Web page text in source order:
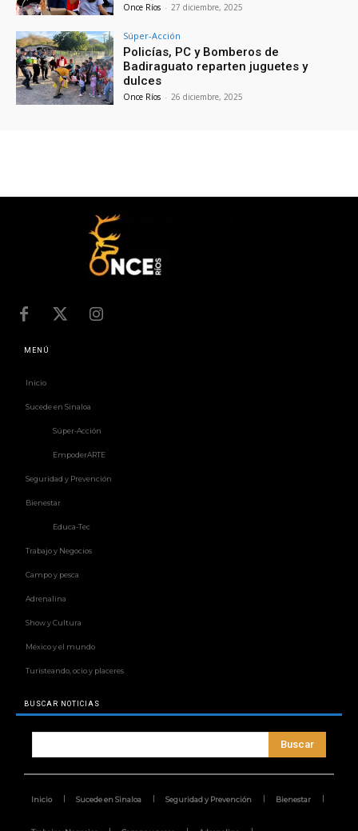
Once Ríos - 27 diciembre, 2025
Súper-Acción
Policías, PC y Bomberos de
Badiraguato reparten juguetes y
dulces
Once Ríos - 26 diciembre, 2025
MENÚ
Inicio
Sucede en Sinaloa
Súper-Acción
EmpoderARTE
Seguridad y Prevención
Bienestar
Educa-Tec
Trabajo y Negocios
Campo y pesca
Adrenalina
Show y Cultura
México y el mundo
Turisteando, ocio y placeres
BUSCAR NOTICIAS
Buscar
Inicio Sucede en Sinaloa Seguridad y Prevención Bienestar